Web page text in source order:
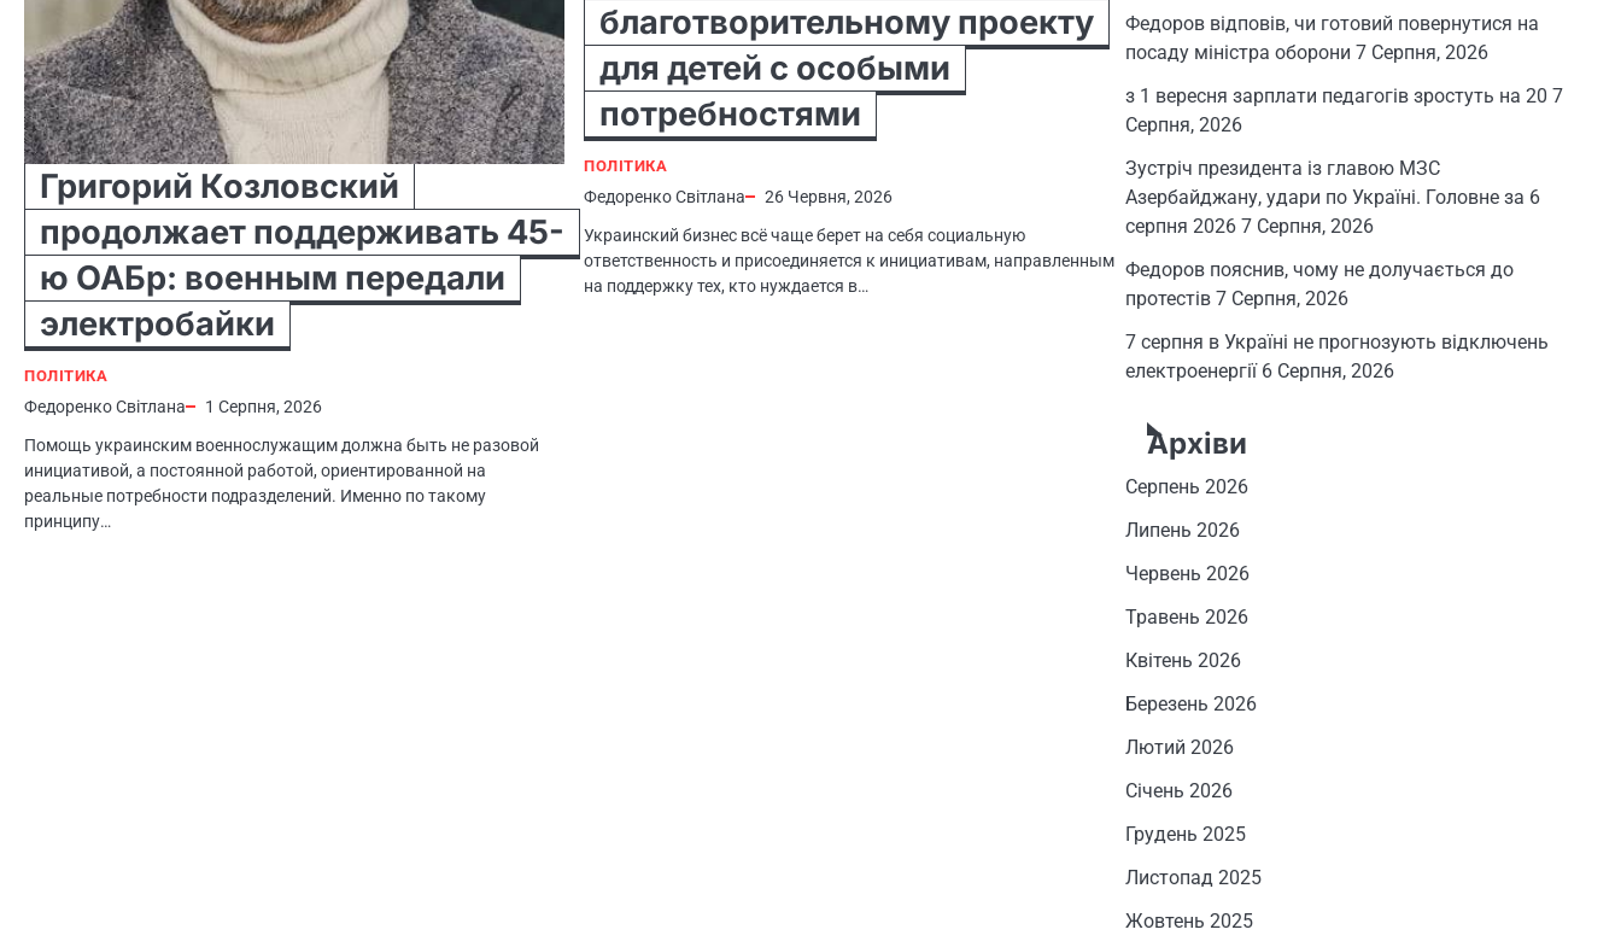
Григорий Козловский
продолжает поддерживать 45-
ю ОАБр: военным передали
электробайки
ПОЛІТИКА
Федоренко Світлана
1 Серпня, 2026
Помощь украинским военнослужащим должна быть не разовой
инициативой, а постоянной работой, ориентированной на
реальные потребности подразделений. Именно по такому
принципу…
благотворительному проекту
для детей с особыми
потребностями
ПОЛІТИКА
Федоренко Світлана
26 Червня, 2026
Украинский бизнес всё чаще берет на себя социальную
ответственность и присоединяется к инициативам, направленным
на поддержку тех, кто нуждается в…
Федоров відповів, чи готовий повернутися на
посаду міністра оборони 7 Серпня, 2026
з 1 вересня зарплати педагогів зростуть на 20 7
Серпня, 2026
Зустріч президента із главою МЗС
Азербайджану, удари по Україні. Головне за 6
серпня 2026 7 Серпня, 2026
Федоров пояснив, чому не долучається до
протестів 7 Серпня, 2026
7 серпня в Україні не прогнозують відключень
електроенергії 6 Серпня, 2026
Архіви
Серпень 2026
Липень 2026
Червень 2026
Травень 2026
Квітень 2026
Березень 2026
Лютий 2026
Січень 2026
Грудень 2025
Листопад 2025
Жовтень 2025